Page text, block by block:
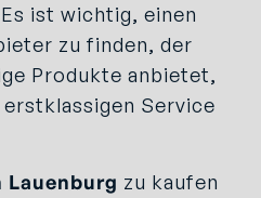
ist wichtig, einen
zu finden, der
Produkte anbietet,
Service
Lauenburg zu kaufen